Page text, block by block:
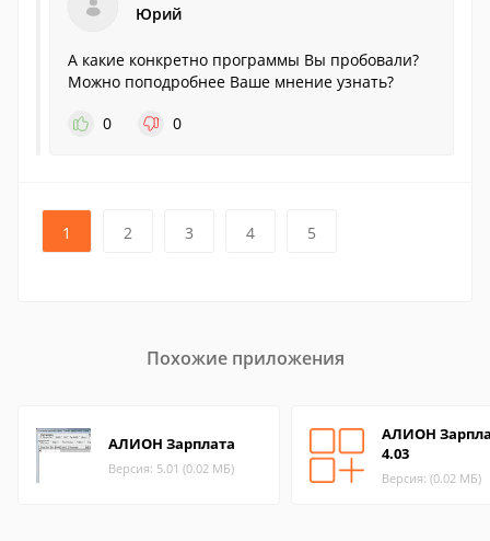
Юрий
А какие конкретно программы Вы пробовали?
Можно поподробнее Ваше мнение узнать?
0
0
1 2 3 4 5
Похожие приложения
АЛИОН Зарплата
Версия: 5.01 (0.02 МБ)
АЛИОН
4.03
Версия: (0.02 МБ)